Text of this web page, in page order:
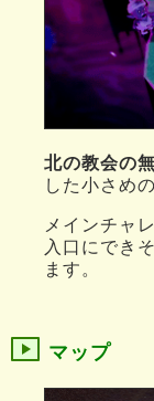
北の教会の無
した小さめ
メインチャ
入口にでき
ます。
マップ